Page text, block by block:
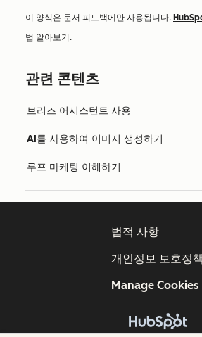
이 양식은 문서 피드백에만 사용됩니다.
법 알아보기.
관련 콘텐츠
브리즈 어시스턴트 사용
AI를 사용하여 이미지 생성하기
루프 마케팅 이해하기
법적 사항
개인정보 보호정책
Manage Cookies